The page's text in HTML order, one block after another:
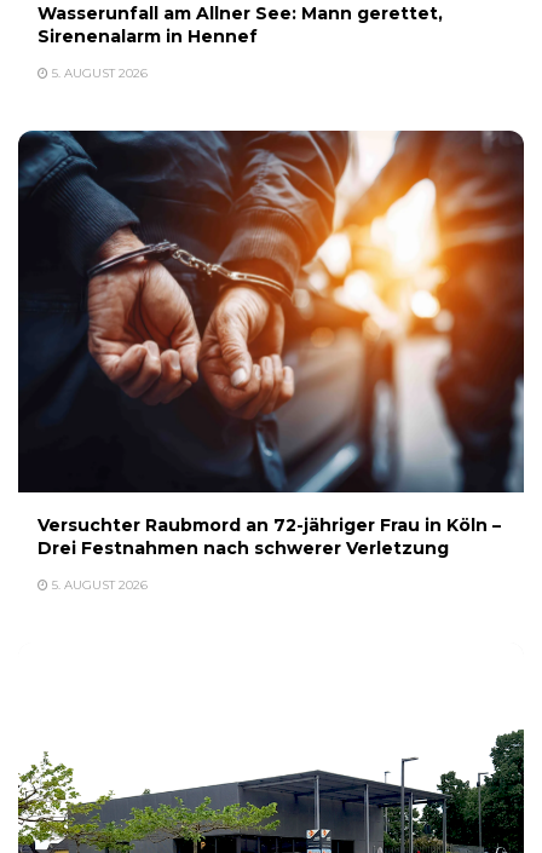
Wasserunfall am Allner See: Mann gerettet,
Sirenenalarm in Hennef
5. AUGUST 2026
Versuchter Raubmord an 72-jähriger Frau in Köln –
Drei Festnahmen nach schwerer Verletzung
5. AUGUST 2026